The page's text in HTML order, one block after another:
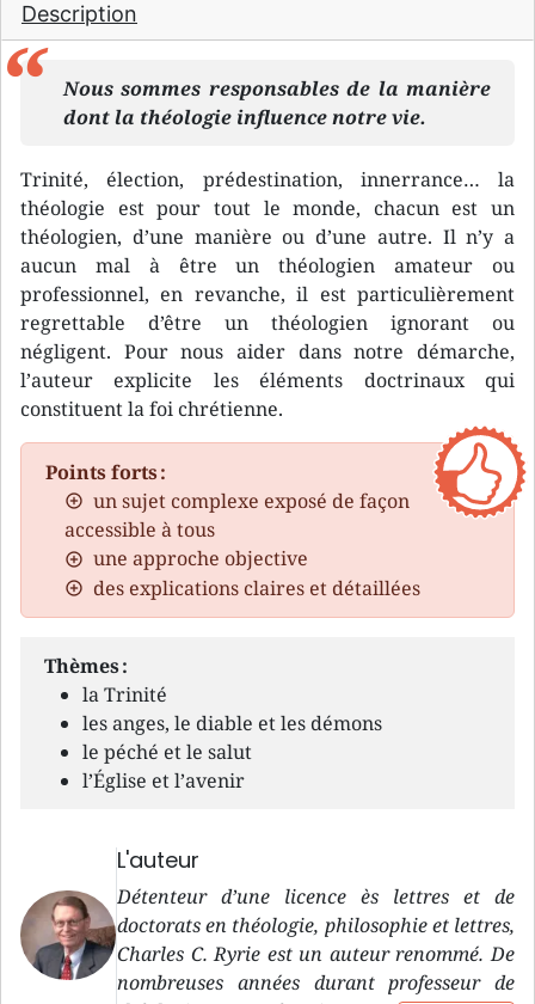
Description
Nous sommes responsables de la manière
dont la théologie influence notre vie.
Trinité, élection, prédestination, innerrance… la
théologie est pour tout le monde, chacun est un
théologien, d’une manière ou d’une autre. Il n’y a
aucun mal à être un théologien amateur ou
professionnel, en revanche, il est particulièrement
regrettable d’être un théologien ignorant ou
négligent. Pour nous aider dans notre démarche,
l’auteur explicite les éléments doctrinaux qui
constituent la foi chrétienne.
Points forts :
un sujet complexe exposé de façon
accessible à tous
une approche objective
des explications claires et détaillées
Thèmes :
la Trinité
les anges, le diable et les démons
le péché et le salut
l’Église et l’avenir
L'auteur
Détenteur d’une licence ès lettres et de
doctorats en théologie, philosophie et lettres,
Charles C. Ryrie est un auteur renommé. De
nombreuses années durant professeur de